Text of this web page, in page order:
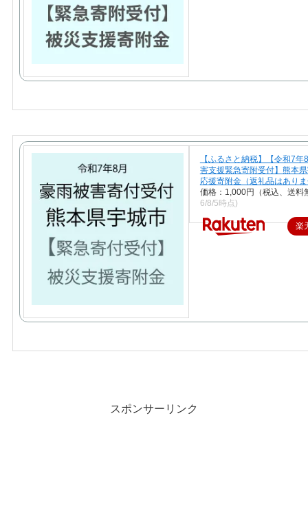
【ふるさと納税】【令和7年
害支援緊急寄附受付】熊本
応援寄附金（返礼品はあり
価格：1,000円（税込、送料
6/8/5時点)
楽
スポンサーリンク